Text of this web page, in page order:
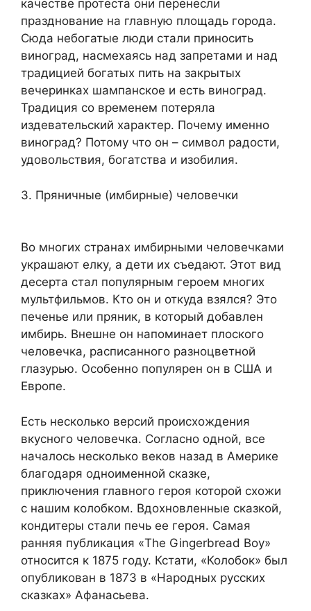
качестве протеста они перенесли
празднование на главную площадь города.
Сюда небогатые люди стали приносить
виноград, насмехаясь над запретами и над
традицией богатых пить на закрытых
вечеринках шампанское и есть виноград.
Традиция со временем потеряла
издевательский характер. Почему именно
виноград? Потому что он – символ радости,
удовольствия, богатства и изобилия.
3. Пряничные (имбирные) человечки
Во многих странах имбирными человечками
украшают елку, а дети их съедают. Этот вид
десерта стал популярным героем многих
мультфильмов. Кто он и откуда взялся? Это
печенье или пряник, в который добавлен
имбирь. Внешне он напоминает плоского
человечка, расписанного разноцветной
глазурью. Особенно популярен он в США и
Европе.
Есть несколько версий происхождения
вкусного человечка. Согласно одной, все
началось несколько веков назад в Америке
благодаря одноименной сказке,
приключения главного героя которой схожи
с нашим колобком. Вдохновленные сказкой,
кондитеры стали печь ее героя. Самая
ранняя публикация «The Gingerbread Boy»
относится к 1875 году. Кстати, «Колобок» был
опубликован в 1873 в «Народных русских
сказках» Афанасьева.